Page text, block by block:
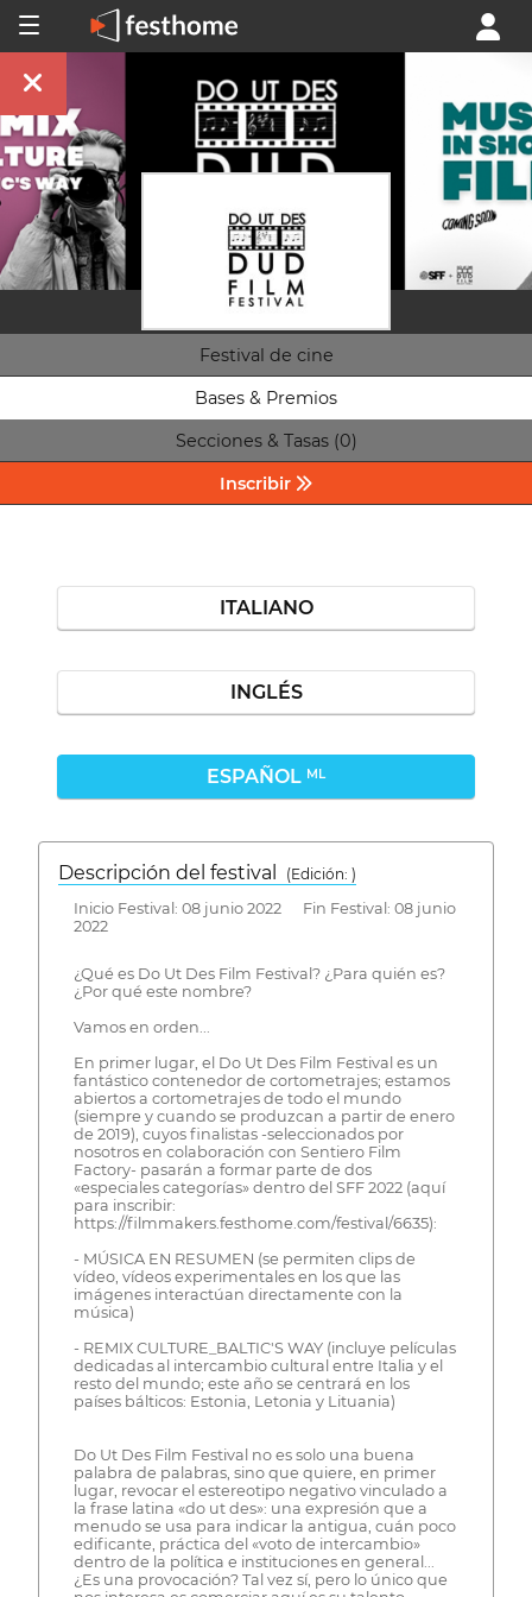
Festival de cine
Bases & Premios
Secciones & Tasas (0)
Inscribir
ITALIANO
INGLÉS
ESPAÑOL ML
Descripción del festival
( Edición: )
Inicio Festival: 08 junio 2022 Fin Festival: 08 junio
2022
¿Qué es Do Ut Des Film Festival? ¿Para quién es?
¿Por qué este nombre?
Vamos en orden...
En primer lugar, el Do Ut Des Film Festival es un
fantástico contenedor de cortometrajes; estamos
abiertos a cortometrajes de todo el mundo
(siempre y cuando se produzcan a partir de enero
de 2019), cuyos finalistas -seleccionados por
nosotros en colaboración con Sentiero Film
Factory- pasarán a formar parte de dos
«especiales categorías» dentro del SFF 2022 (aquí
para inscribir:
https://filmmakers.festhome.com/festival/6635):
- MÚSICA EN RESUMEN (se permiten clips de
vídeo, vídeos experimentales en los que las
imágenes interactúan directamente con la
música)
- REMIX CULTURE_BALTIC'S WAY (incluye películas
dedicadas al intercambio cultural entre Italia y el
resto del mundo; este año se centrará en los
países bálticos: Estonia, Letonia y Lituania)
Do Ut Des Film Festival no es solo una buena
palabra de palabras, sino que quiere, en primer
lugar, revocar el estereotipo negativo vinculado a
la frase latina «do ut des»: una expresión que a
menudo se usa para indicar la antigua, cuán poco
edificante, práctica del «voto de intercambio»
dentro de la política e instituciones en general...
¿Es una provocación? Tal vez sí, pero lo único que